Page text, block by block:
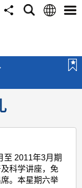
分
搜
语
选
至 2011年3月期
科学讲座，免
。本星期六举